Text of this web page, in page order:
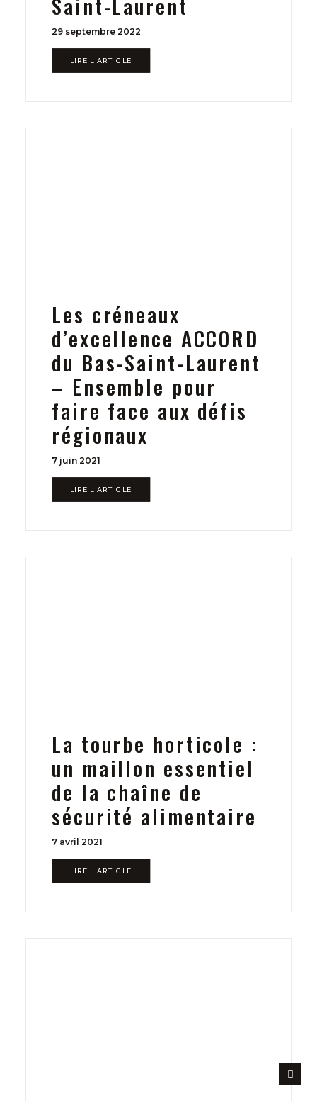
29 septembre 2022
LIRE L'ARTICLE
Les créneaux
d’excellence ACCORD
du Bas-Saint-Laurent
– Ensemble pour
faire face aux défis
régionaux
7 juin 2021
LIRE L'ARTICLE
La tourbe horticole :
un maillon essentiel
de la chaîne de
sécurité alimentaire
7 avril 2021
LIRE L'ARTICLE